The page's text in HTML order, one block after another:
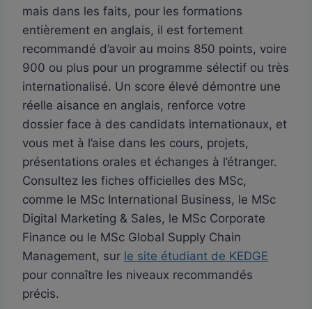
mais dans les faits, pour les formations
entièrement en anglais, il est fortement
recommandé d’avoir au moins 850 points, voire
900 ou plus pour un programme sélectif ou très
internationalisé. Un score élevé démontre une
réelle aisance en anglais, renforce votre
dossier face à des candidats internationaux, et
vous met à l’aise dans les cours, projets,
présentations orales et échanges à l’étranger.
Consultez les fiches officielles des MSc,
comme le MSc International Business, le MSc
Digital Marketing & Sales, le MSc Corporate
Finance ou le MSc Global Supply Chain
Management, sur le site étudiant de KEDGE
pour connaître les niveaux recommandés
précis.